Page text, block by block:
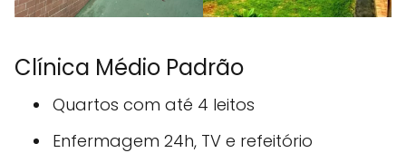
Clínica Médio Padrão
Quartos com até 4 leitos
Enfermagem 24h, TV e refeitório